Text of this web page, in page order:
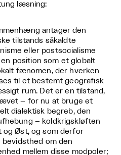
læsning:
antager den
tilstands såkaldte
eller postsocialisme
position som et globalt
fænomen, der hverken
til et bestemt geografisk
rum. Det er en tilstand,
– for nu at bruge et
dialektisk begreb, den
– koldkrigskløften
og Øst, og som derfor
bevidsthed om den
mellem disse modpoler;